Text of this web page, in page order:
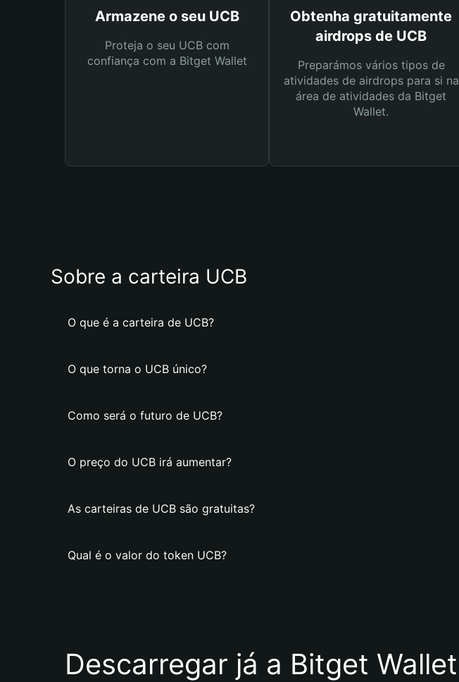
Armazene o seu UCB
Proteja o seu UCB com
confiança com a Bitget Wallet
Obtenha gratuitamente
airdrops de UCB
Preparámos vários tipos de
atividades de airdrops para si na
área de atividades da Bitget
Wallet.
Sobre a carteira UCB
O que é a carteira de UCB?
O que torna o UCB único?
Como será o futuro de UCB?
O preço do UCB irá aumentar?
As carteiras de UCB são gratuitas?
Qual é o valor do token UCB?
Descarregar já a Bitget Wallet